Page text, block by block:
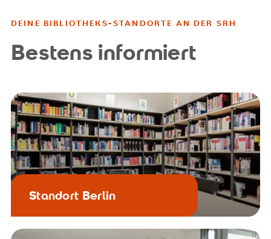
DEINE BIBLIOTHEKS-STANDORTE AN DER SRH
Bestens informiert
Standort Berlin